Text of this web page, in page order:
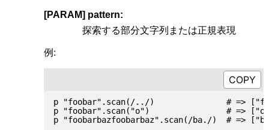
[PARAM] pattern:
探索する部分文字列または正規表現
例:
p "foobar".scan(/../)               # =>
p "foobar".scan("o")                # =>
p "foobarbazfoobarbaz".scan(/ba./)  # =>